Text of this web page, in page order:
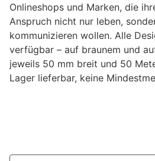
Onlineshops und Marken, die
Anspruch nicht nur leben,
kommunizieren wollen. Alle
verfügbar – auf braunem und
jeweils 50 mm breit und 50
Lager lieferbar, keine